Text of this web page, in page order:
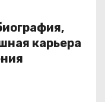
карьера